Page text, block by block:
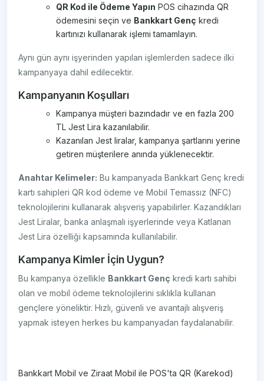
QR Kod ile Ödeme Yapın POS cihazında QR
ödemesini seçin ve Bankkart Genç kredi
kartınızı kullanarak işlemi tamamlayın.
Aynı gün aynı işyerinden yapılan işlemlerden sadece ilki
kampanyaya dahil edilecektir.
Kampanyanın Koşulları
Kampanya müşteri bazındadır ve en fazla 200
TL Jest Lira kazanılabilir.
Kazanılan Jest liralar, kampanya şartlarını yerine
getiren müşterilere anında yüklenecektir.
Anahtar Kelimeler: Bu kampanyada Bankkart Genç kredi
kartı sahipleri QR kod ödeme ve Mobil Temassız (NFC)
teknolojilerini kullanarak alışveriş yapabilirler. Kazandıkları
Jest Liralar, banka anlaşmalı işyerlerinde veya Katlanan
Jest Lira özelliği kapsamında kullanılabilir.
Kampanya Kimler İçin Uygun?
Bu kampanya özellikle Bankkart Genç kredi kartı sahibi
olan ve mobil ödeme teknolojilerini sıklıkla kullanan
gençlere yöneliktir. Hızlı, güvenli ve avantajlı alışveriş
yapmak isteyen herkes bu kampanyadan faydalanabilir.
Bankkart Mobil ve Ziraat Mobil ile POS'ta QR (Karekod)